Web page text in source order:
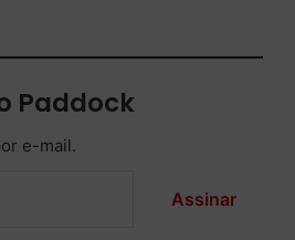
Paddock
e-mail.
Assinar